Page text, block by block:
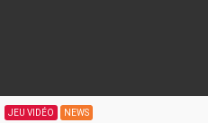
JEU VIDÉO NEWS